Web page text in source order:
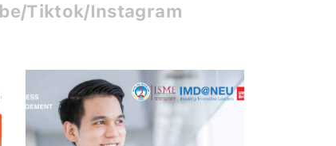
Tiktok/Instagram